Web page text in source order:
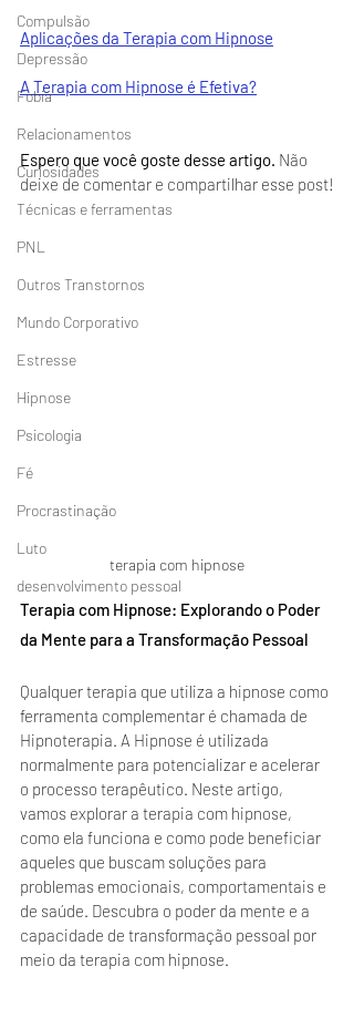
Compulsão
Depressão
Fobia
Relacionamentos
Curiosidades
Técnicas e ferramentas
PNL
Outros Transtornos
Mundo Corporativo
Estresse
Hipnose
Psicologia
Fé
Procrastinação
Luto
desenvolvimento pessoal
Aplicações da Terapia com Hipnose
A Terapia com Hipnose é Efetiva?
Espero que você goste desse artigo. Não
deixe de comentar e compartilhar esse post!
terapia com hipnose
Terapia com Hipnose: Explorando o Poder
da Mente para a Transformação Pessoal
Qualquer terapia que utiliza a hipnose como
ferramenta complementar é chamada de
Hipnoterapia. A Hipnose é utilizada
normalmente para potencializar e acelerar
o processo terapêutico. Neste artigo,
vamos explorar a terapia com hipnose,
como ela funciona e como pode beneficiar
aqueles que buscam soluções para
problemas emocionais, comportamentais e
de saúde. Descubra o poder da mente e a
capacidade de transformação pessoal por
meio da terapia com hipnose.